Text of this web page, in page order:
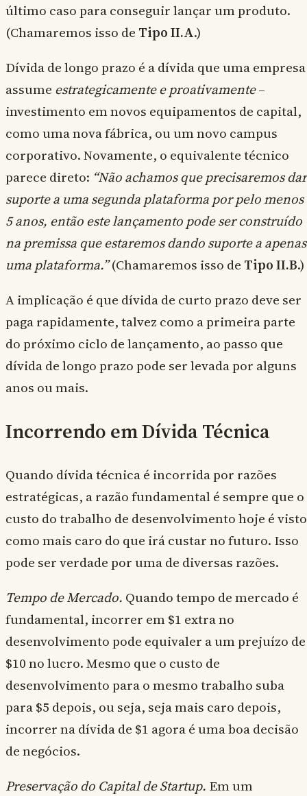
último caso para conseguir lançar um produto.
(Chamaremos isso de Tipo II.A.)
Dívida de longo prazo é a dívida que uma empresa
assume estrategicamente e proativamente–
investimento em novos equipamentos de capital,
como uma nova fábrica, ou um novo campus
corporativo. Novamente, o equivalente técnico
parece direto: “Não achamos que precisaremos dar
suporte a uma segunda plataforma por pelo menos
5 anos, então este lançamento pode ser construído
na premissa que estaremos dando suporte a apenas
uma plataforma.”(Chamaremos isso de Tipo II.B.)
A implicação é que dívida de curto prazo deve ser
paga rapidamente, talvez como a primeira parte
do próximo ciclo de lançamento, ao passo que
dívida de longo prazo pode ser levada por alguns
anos ou mais.
Incorrendo em Dívida Técnica
Quando dívida técnica é incorrida por razões
estratégicas, a razão fundamental é sempre que o
custo do trabalho de desenvolvimento hoje é visto
como mais caro do que irá custar no futuro. Isso
pode ser verdade por uma de diversas razões.
Tempo de Mercado. Quando tempo de mercado é
fundamental, incorrer em $1 extra no
desenvolvimento pode equivaler a um prejuízo de
$10 no lucro. Mesmo que o custo de
desenvolvimento para o mesmo trabalho suba
para $5 depois, ou seja, seja mais caro depois,
incorrer na dívida de $1 agora é uma boa decisão
de negócios.
Preservação do Capital de Startup. Em um